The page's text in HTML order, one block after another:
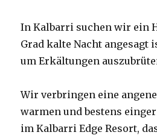
In Kalbarri suchen wir ein
Grad kalte Nacht
um Erkältungen
Wir verbringen eine
warmen und bestens
im Kalbarri Edge Resort,